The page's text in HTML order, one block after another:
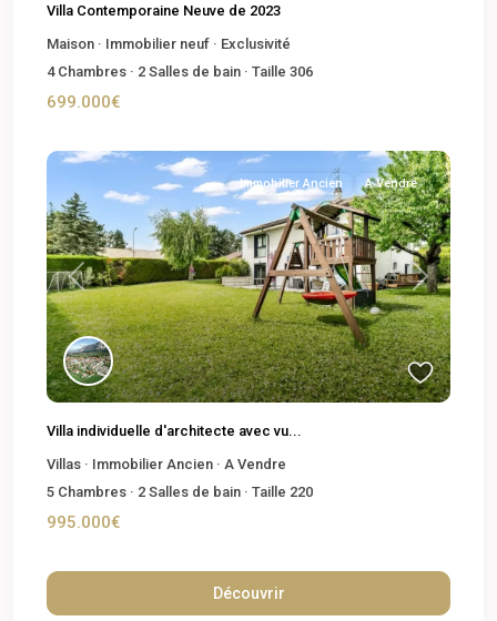
Villa Contemporaine Neuve de 2023
Maison · Immobilier neuf · Exclusivité
4Chambres · 2 Salles de bain · Taille 306
699.000€
Previous Next
Immobilier Ancien A Vendre
Villa individuelle d'architecte avec vu...
Villas · Immobilier Ancien · A Vendre
5 Chambres · 2 Salles de bain · Taille 220
995.000€
Découvrir